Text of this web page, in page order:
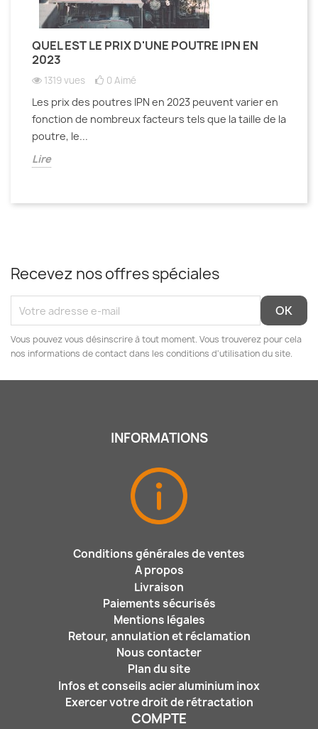
QUEL EST LE PRIX D'UNE POUTRE IPN EN
2023
1319 vues 0 Aimé
Les prix des poutres IPN en 2023 peuvent varier en
fonction de nombreux facteurs tels que la taille de la
poutre, le...
Lire
Recevez nos offres spéciales
Vous pouvez vous désinscrire à tout moment. Vous trouverez pour cela
nos informations de contact dans les conditions d'utilisation du site.
INFORMATIONS
Conditions générales de ventes
A propos
Livraison
Paiements sécurisés
Mentions légales
Retour, annulation et réclamation
Nous contacter
Plan du site
Infos et conseils acier aluminium inox
Exercer votre droit de rétractation
COMPTE